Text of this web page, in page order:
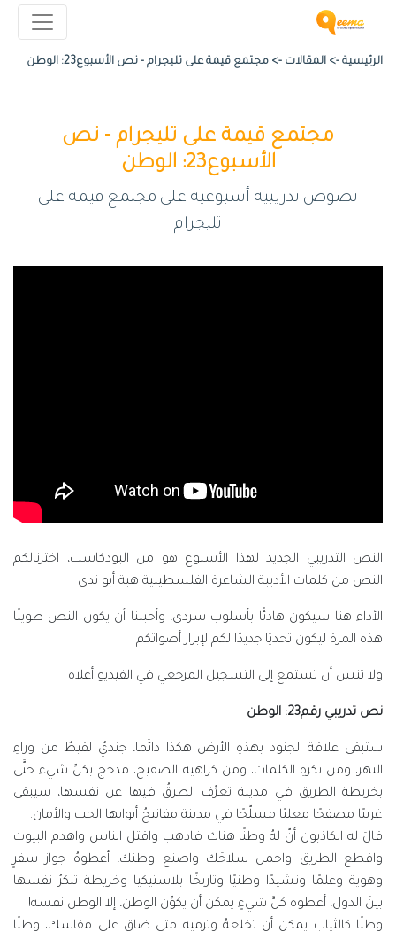
الرئيسية -> المقالات -> مجتمع قيمة على تليجرام - نص الأسبوع23: الوطن
مجتمع قيمة على تليجرام - نص
الأسبوع23: الوطن
نصوص تدريبية أسبوعية على مجتمع قيمة على
تليجرام
النص التدريبي الجديد لهذا الأسبوع هو من البودكاست، اخترنالكم
النص من كلمات الأديبة الشاعرة الفلسطينية هبة أبو ندى
الأداء هنا سيكون هادئًا بأسلوب سردي، وأحببنا أن يكون النص طويلًا
هذه المرة ليكون تحديًا جديدّا لكم لإبراز أصواتكم
ولا تنس أن تستمع إلى التسجيل المرجعي في الفيديو أعلاه
نص تدريبي رقم23: الوطن
ستبقى علاقة الجنود بهذهِ الأرض هكذا دائَما، جنديٌ لقيطٌ من وراءِ
النهر، ومن نكرةِ الكلمات، ومن كراهية الصفيح، مدجج بكلِّ شيء حتَّى
بخريطة الطريق في مدينة تعرِّف الطرقُ فيها عن نفسها، سيبقى
غريبًا مصفحًا معلبًا مسلَّحًا في مدينة مفاتيحُ أبوابها الحب والأمان.
قالَ له الكاذبون أنَّ لهُ وطنًا هناك فاذهب واقتل الناس واهدم البيوت
واقطع الطريق واحمل سلاحَك واصنع وطنك، أعطوهُ جواز سفرٍ
وهوية وعلمًا ونشيدًا وطنيًا وتاريخًا بلاستيكيا وخريطة تنكرُ نفسها
بينَ الدول، أعطوه كلَّ شيءٍ يمكن أن يكوِّن الوطن، إلا الوطن نفسه!
وطنًا كالثياب يمكن أن تخلعهُ وترميه متى ضاق على مقاسك، وطنًا